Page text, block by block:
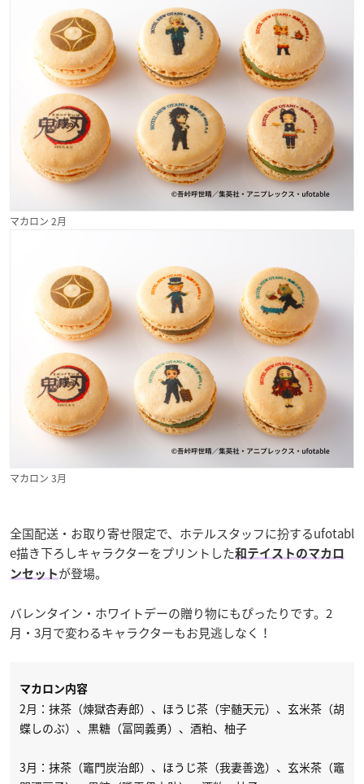
マカロン 2月
マカロン 3月
全国配送・お取り寄せ限定で、ホテルスタッフに扮するufotabl
e描き下ろしキャラクターをプリントした和テイストのマカロ
ンセット が登場。
バレンタイン・ホワイトデーの贈り物にもぴったりです。2
月・3月で変わるキャラクターもお見逃しなく！
マカロン内容
2月：抹茶（煉獄杏寿郎）、ほうじ茶（宇髄天元）、玄米茶（胡
蝶しのぶ）、黒糖（冨岡義勇）、酒粕、柚子
3月：抹茶（竈門炭治郎）、ほうじ茶（我妻善逸）、玄米茶（竈